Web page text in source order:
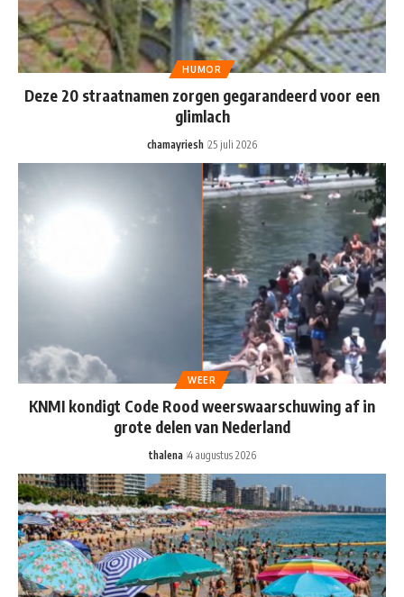
HUMOR
Deze 20 straatnamen zorgen gegarandeerd voor een
glimlach
chamayriesh 25 juli 2026
WEER
KNMI kondigt Code Rood weerswaarschuwing af in
grote delen van Nederland
thalena 4 augustus 2026